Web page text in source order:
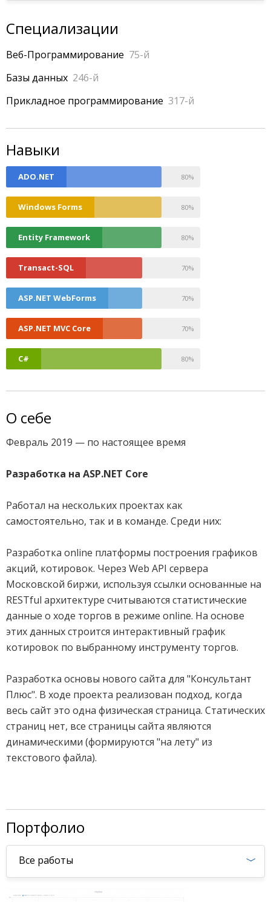
Специализации
Веб-Программирование 75-й
Базы данных 246-й
Прикладное программирование 317-й
Навыки
ADO.NET 80%
Windows Forms 80%
Entity Framework 80%
Transact-SQL 70%
ASP.NET WebForms 70%
ASP.NET MVC Core 70%
C# 80%
О себе
Февраль 2019 — по настоящее время
Разработка на ASP.NET Core
Работал на нескольких проектах как
самостоятельно, так и в команде. Среди них:
Разработка online платформы построения графиков
акций, котировок. Через Web API сервера
Московской биржи, используя ссылки основанные на
RESTful архитектуре считываются статистические
данные о ходе торгов в режиме online. На основе
этих данных строится интерактивный график
котировок по выбранному инструменту торгов.
Разработка основы нового сайта для "Консультант
Плюс". В ходе проекта реализован подход, когда
весь сайт это одна физическая страница. Статических
страниц нет, все страницы сайта являются
динамическими (формируются "на лету" из
текстового файла).
Портфолио
Все работы